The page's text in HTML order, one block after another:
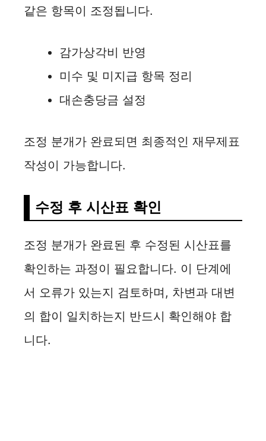
같은 항목이 조정됩니다.
감가상각비 반영
미수 및 미지급 항목 정리
대손충당금 설정
조정 분개가 완료되면 최종적인 재무제표
작성이 가능합니다.
수정 후 시산표 확인
조정 분개가 완료된 후 수정된 시산표를
확인하는 과정이 필요합니다. 이 단계에
서 오류가 있는지 검토하며, 차변과 대변
의 합이 일치하는지 반드시 확인해야 합
니다.